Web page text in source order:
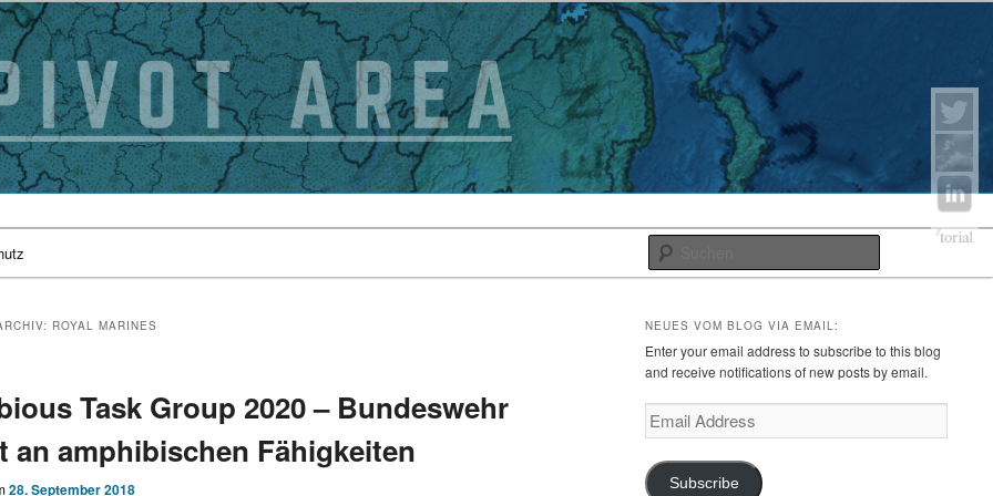
ROYAL MARINES
Task Group 2020 – Bundeswehr
an amphibischen Fähigkeiten
28. September 2018
NEUES VOM BLOG VIA EMAIL:
Enter your email address to subscribe to this blog
and receive notifications of new posts by email.
Email
Address
Subscribe